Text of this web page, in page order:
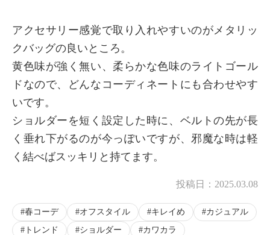
アクセサリー感覚で取り入れやすいのがメタリッ
クバッグの良いところ。
黄色味が強く無い、柔らかな色味のライトゴール
ドなので、どんなコーディネートにも合わせやす
いです。
ショルダーを短く設定した時に、ベルトの先が長
く垂れ下がるのが今っぽいですが、邪魔な時は軽
く結べばスッキリと持てます。
投稿日： 2025.03.08
春コーデ オフスタイル キレイめ
カジュアル
トレンド
ショルダー
カワカラ